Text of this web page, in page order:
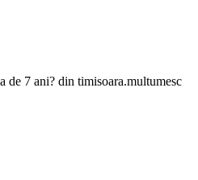
de 7 ani? din timisoara.multumesc